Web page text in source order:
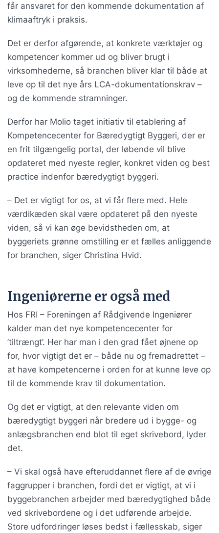
får ansvaret for den kommende dokumentation af
klimaaftryk i praksis.
Det er derfor afgørende, at konkrete værktøjer og
kompetencer kommer ud og bliver brugt i
virksomhederne, så branchen bliver klar til både at
leve op til det nye års LCA-dokumentationskrav –
og de kommende stramninger.
Derfor har Molio taget initiativ til etablering af
Kompetencecenter for Bæredygtigt Byggeri, der er
en frit tilgængelig portal, der løbende vil blive
opdateret med nyeste regler, konkret viden og best
practice indenfor bæredygtigt byggeri.
– Det er vigtigt for os, at vi får flere med. Hele
værdikæden skal være opdateret på den nyeste
viden, så vi kan øge bevidstheden om, at
byggeriets grønne omstilling er et fælles anliggende
for branchen, siger Christina Hvid.
Ingeniørerne er også med
Hos FRI – Foreningen af Rådgivende Ingeniører
kalder man det nye kompetencecenter for
’tiltrængt’. Her har man i den grad fået øjnene op
for, hvor vigtigt det er – både nu og fremadrettet –
at have kompetencerne i orden for at kunne leve op
til de kommende krav til dokumentation.
Og det er vigtigt, at den relevante viden om
bæredygtigt byggeri når bredere ud i bygge- og
anlægsbranchen end blot til eget skrivebord, lyder
det.
– Vi skal også have efteruddannet flere af de øvrige
faggrupper i branchen, fordi det er vigtigt, at vi i
byggebranchen arbejder med bæredygtighed både
ved skrivebordene og i det udførende arbejde.
Store udfordringer løses bedst i fællesskab, siger